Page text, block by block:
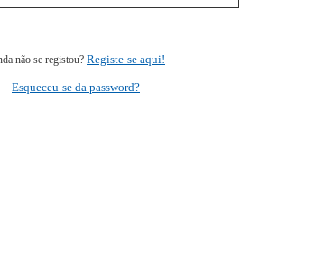
não se registou? Registe-se aqui!
Esqueceu-se da password?